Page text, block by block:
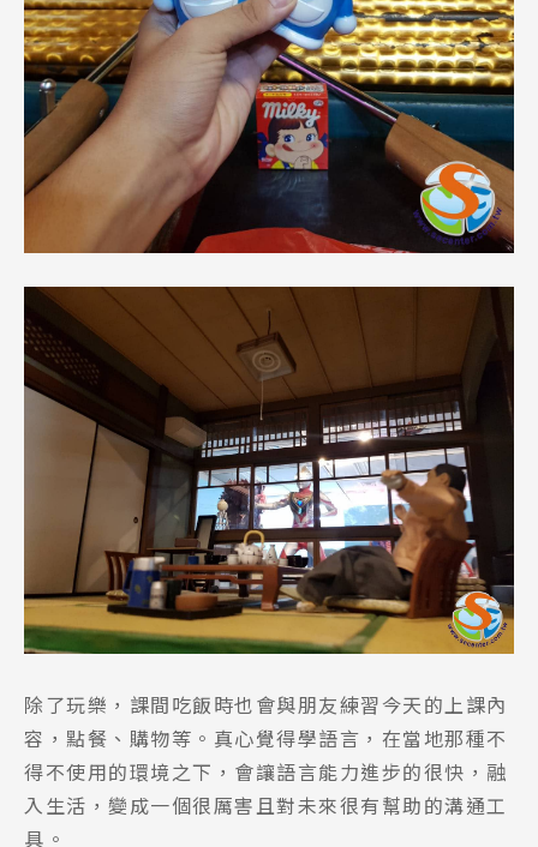
除了玩樂，課間吃飯時也會與朋友練習今天的上課內
容，點餐、購物等。真心覺得學語言，在當地那種不
得不使用的環境之下，會讓語言能力進步的很快，融
入生活，變成一個很厲害且對未來很有幫助的溝通工
具。